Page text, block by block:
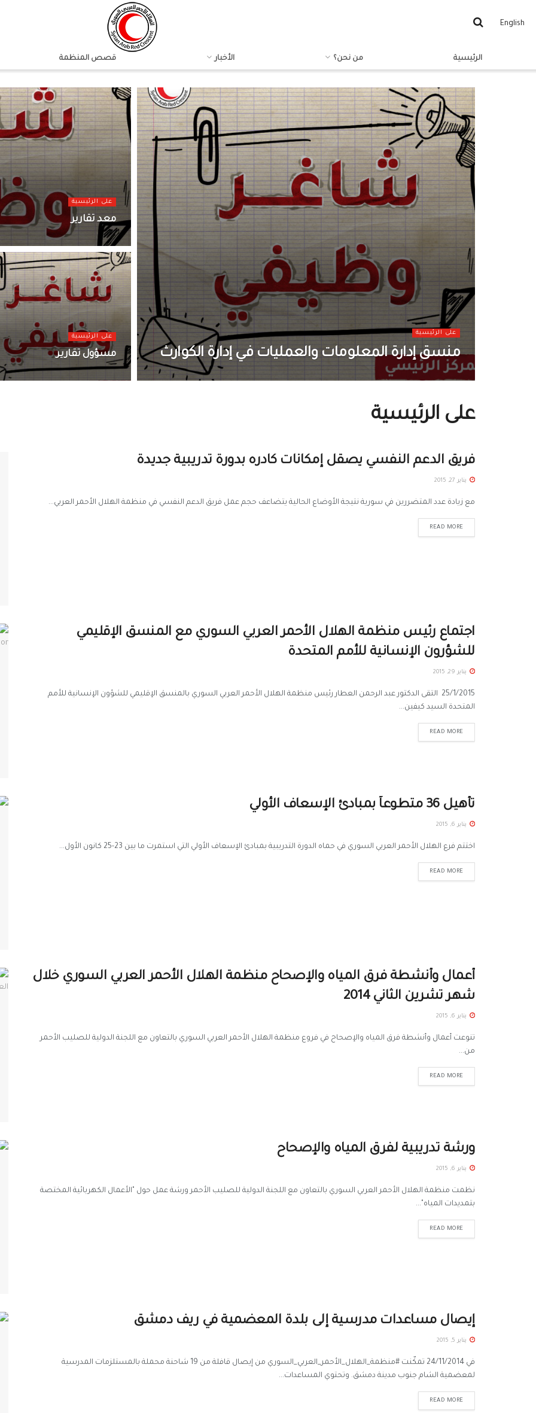
English
الرئيسية من نحن؟ الأخبار قصص المنظمة
على الرئيسية
منسق إدارة المعلومات والعمليات في إدارة الكوارث
على الرئيسية
معد تقارير
على الرئيسية
مسؤول تقارير
على الرئيسية
فريق الدعم النفسي يصقل إمكانات كادره بدورة تدريبية جديدة
يناير 27, 2015
مع زيادة عدد المتضررين في سورية نتيجة الأوضاع الحالية يتضاعف حجم عمل فريق الدعم النفسي في منظمة الهلال الأحمر العربي...
READ MORE
اجتماع رئيس منظمة الهلال الأحمر العربي السوري مع المنسق الإقليمي
للشؤرون الإنسانية للأمم المتحدة
يناير 29, 2015
25/1/2015 التقى الدكتور عبد الرحمن العطار رئيس منظمة الهلال الأحمر العربي السوري بالمنسق الإقليمي للشؤون الإنسانية للأمم
المتحدة السيد كيفين...
READ MORE
تأهيل 36 متطوعاً بمبادئ الإسعاف الأولي
يناير 6, 2015
اختتم فرع الهلال الأحمر العربي السوري في حماه الدورة التدريبية بمبادئ الإسعاف الأولي التي استمرت ما بين 23-25 كانون الأول...
READ MORE
أعمال وأنشطة فرق المياه والإصحاح منظمة الهلال الأحمر العربي السوري خلال
شهر تشرين الثاني 2014
يناير 6, 2015
تنوعت أعمال وأنشطة فرق المياه والإصحاح في فروع منظمة الهلال الأحمر العربي السوري بالتعاون مع اللجنة الدولية للصليب الأحمر
من...
READ MORE
ورشة تدريبية لفرق المياه والإصحاح
يناير 6, 2015
نظمت منظمة الهلال الأحمر العربي السوري بالتعاون مع اللجنة الدولية للصليب الأحمر ورشة عمل حول "الأعمال الكهربائية المختصة
بتمديدات المياه"...
READ MORE
إيصال مساعدات مدرسية إلى بلدة المعضمية في ريف دمشق
يناير 5, 2015
في 24/11/2014 تمكّنت #منظمة_الهلال_الأحمر_العربي_السوري من إيصال قافلة من 19 شاحنة محملة بالمستلزمات المدرسية
لمعضمية الشام جنوب مدينة دمشق. وتحتوي المساعدات...
READ MORE